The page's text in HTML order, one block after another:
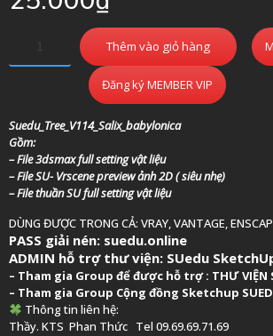
Thêm vào giỏ hàng
Đăng ký MEMBER VIP
Suedu_Tree_V114_Salix_babylonica
Gồm:
– File 3dsmax full setting vật liệu
– File SU- Vrscene preview ảnh 2D ( siêu nhẹ)
– File thuần SU full setting vật liệu
DÙNG ĐƯỢC TRONG CẢ: VRAY, VANTAGE,
PASS giải nén: suedu.online
ADMIN hỗ trợ thư viện: SUedu
– Tham gia Group để được hỗ trợ : THƯ VIỆN
– Tham gia Group Cộng đồng Sketchup
Thông tin liên hệ:
Thầy. KTS Phan Thức Tel 09.69.69.71.69